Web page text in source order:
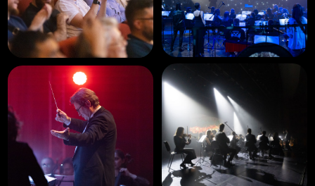
Подарок при подписке на рассылку
Получи уникальный промокод на покупку
билетов.
Будь в курсе актуальных новостей о наших
выступлениях
Подписаться